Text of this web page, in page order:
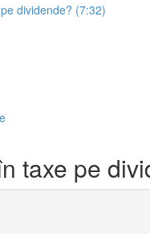
dividende? (7:32)
taxe pe